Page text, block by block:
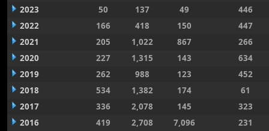
2023
50 137 49
446
2022
166 418 150
447
2021
205 1,022 867
266
2020
227 1,315 143
634
2019
262 988 123
452
2018
534 1,382 174
61
2017
336 2,078 145
323
2016
419 2,708 7,096
231